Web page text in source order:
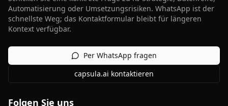
Automatisierung oder Umsetzungsrisiken. WhatsApp ist der
schnellste Weg; das Kontaktformular bleibt für längeren
Kontext verfügbar.
Per WhatsApp fragen
capsula.ai kontaktieren
Folgen Sie uns